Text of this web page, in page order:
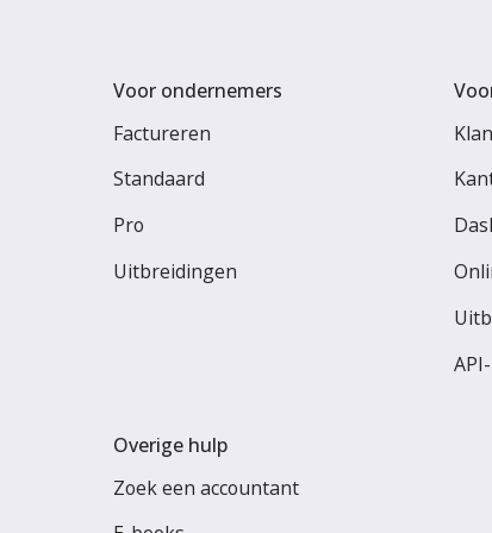
Voor ondernemers
Factureren
Standaard
Pro
Uitbreidingen
Overige hulp
Zoek een accountant